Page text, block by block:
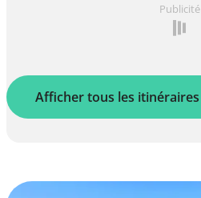
Publicité
Afficher tous les itinéraires